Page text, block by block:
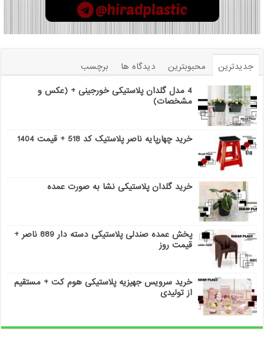
جدیدترین محبوبترین دیدگاه ها
برچسب
4 مدل گلدان پلاستیکی خورجینی + (عکس و
مشخصات)
خرید چهارپایه ناصر پلاستیک کد 518 + قیمت 1404
خرید گلدان پلاستیکی نشا به صورت عمده
پخش عمده صندلی پلاستیکی دسته دار 889 ناصر +
قیمت روز
خرید سرویس جهیزیه پلاستیکی هوم کت + مستقیم
از تولیدی